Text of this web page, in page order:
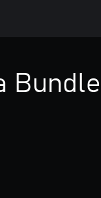
Bundle